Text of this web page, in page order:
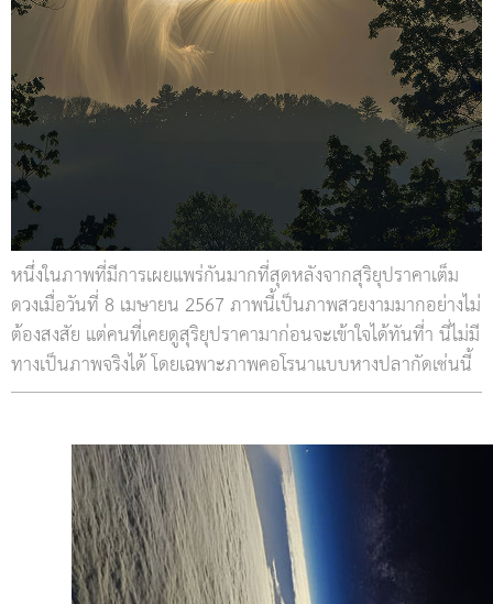
หนึ่งในภาพที่มีการเผยแพร่กันมากที่สุดหลังจากสุริยุปราคาเต็ม
ดวงเมื่อวันที่ 8 เมษายน 2567 ภาพนี้เป็นภาพสวยงามมากอย่างไม่
ต้องสงสัย แต่คนที่เคยดูสุริยุปราคามาก่อนจะเข้าใจได้ทันที่า นี่ไม่มี
ทางเป็นภาพจริงได้ โดยเฉพาะภาพคอโรนาแบบหางปลากัดเช่นนี้